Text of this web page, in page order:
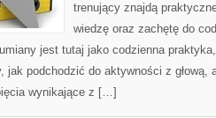
trenujący znajdą
wiedzę oraz zachętę do
jest tutaj jako codzienna
jak podchodzić do aktywności z głową,
wynikające z […]